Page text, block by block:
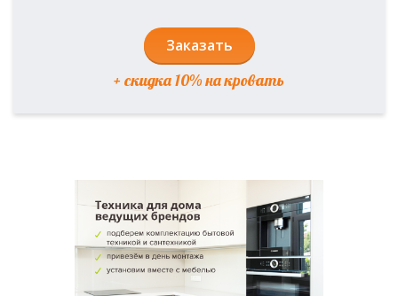
Заказать
+ скидка 10% на кровать